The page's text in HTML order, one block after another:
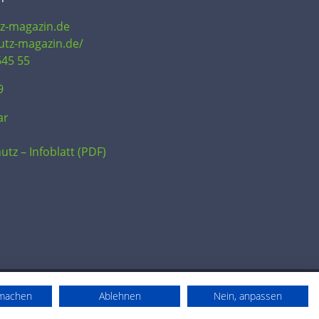
magazin.de
magazin.de/
55
– Infoblatt (PDF)
Ablehnen Nein, anpassen